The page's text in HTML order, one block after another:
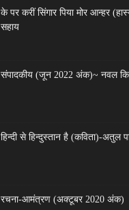
के पर करीं सिंगार पिया मोर आन्हर
सहाय
संपादकीय (जून 2022 अंक)~ नवल
हिन्दी से हिन्दुस्तान है (कविता)-अतुल
रचना-आमंत्रण (अक्टूबर 2020 अंक)